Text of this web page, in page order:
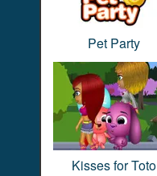
Pet Party
Kisses for Toto